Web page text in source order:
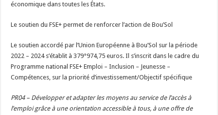
économique dans toutes les États.
Le soutien du FSE+ permet de renforcer l’action de Bou’Sol
Le soutien accordé par l’Union Européenne à Bou’Sol sur la période
2022 – 2024 s’établit à 379°974,75 euros. Il s’inscrit dans le cadre du
Programme national FSE+ Emploi – Inclusion – Jeunesse –
Compétences, sur la priorité d’investissement/Objectif spécifique
PR04 – Développer et adapter les moyens au service de l’accès à
l’emploi grâce à une orientation accessible à tous, à une offre de